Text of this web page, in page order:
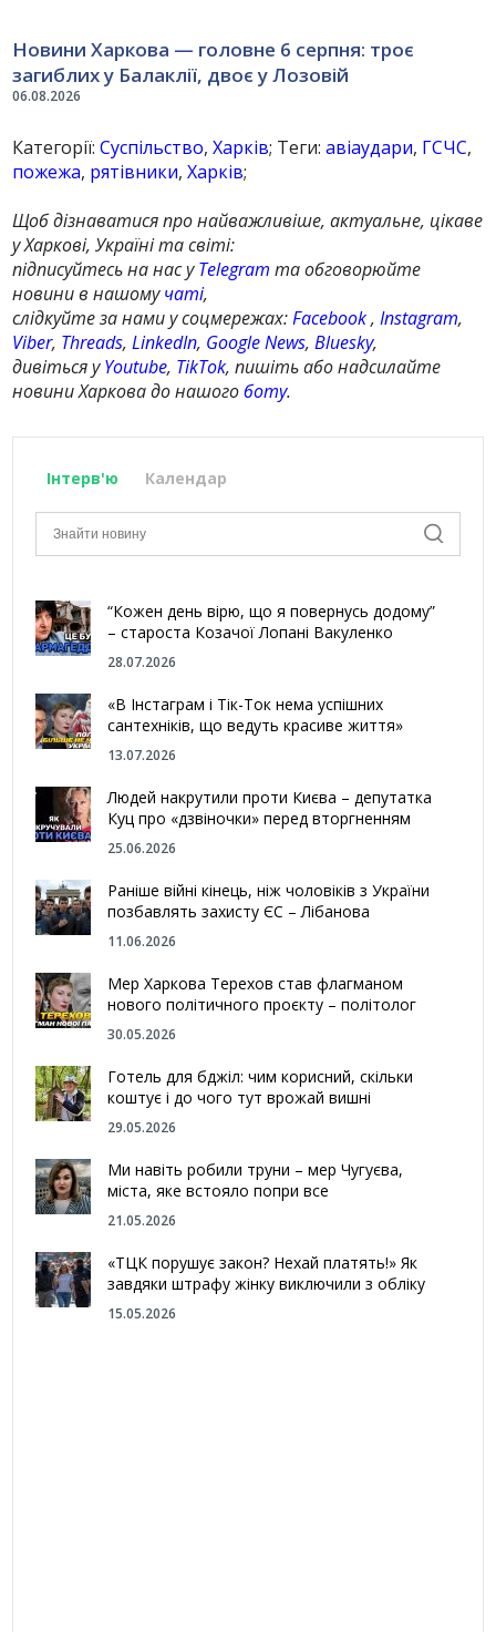
06.08.2026
Новини Харкова — головне 6 серпня: троє
загиблих у Балаклії, двоє у Лозовій
Категорії:Суспільство,Харків; Теги:авіаудари, ГСЧС,
пожежа, рятівники,Харків;
Щоб дізнаватися про найважливіше, актуальне, цікаве
у Харкові, Україні та світі:
підписуйтесь на нас уTelegram та обговорюйте
новини в нашомучаті,
слідкуйте за нами у соцмережах:Facebook,Instagram,
Viber, Threads,LinkedIn, Google News,Bluesky,
дивіться уYoutube, TikTok, пишіть або надсилайте
новини Харкова до нашогоботу.
Інтерв'ю Календар
“Кожен день вірю, що я повернусь додому”
– староста Козачої Лопані Вакуленко
28.07.2026
«В Інстаграм і Тік-Ток нема успішних
сантехніків, що ведуть красиве життя»
13.07.2026
Людей накрутили проти Києва – депутатка
Куц про «дзвіночки» перед вторгненням
25.06.2026
Раніше війні кінець, ніж чоловіків з України
позбавлять захисту ЄС – Лібанова
11.06.2026
Мер Харкова Терехов став флагманом
нового політичного проєкту – політолог
30.05.2026
Готель для бджіл: чим корисний, скільки
коштує і до чого тут врожай вишні
29.05.2026
Ми навіть робили труни – мер Чугуєва,
міста, яке встояло попри все
21.05.2026
«ТЦК порушує закон? Нехай платять!» Як
завдяки штрафу жінку виключили з обліку
15.05.2026